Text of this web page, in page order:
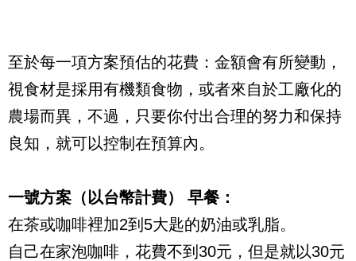
至於每一項方案預估的花費：金額會有所變動，
視食材是採用有機類食物，或者來自於工廠化的
農場而異，不過，只要你付出合理的努力和保持
良知，就可以控制在預算內。
一號方案（以台幣計費） 早餐：
在茶或咖啡裡加2到5大匙的奶油或乳脂。
自己在家泡咖啡，花費不到30元，但是就以30元